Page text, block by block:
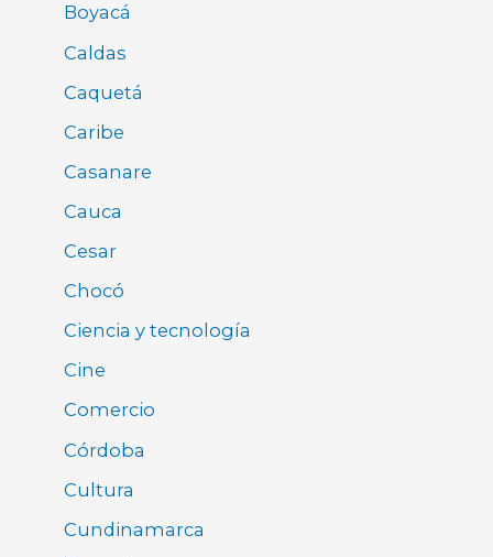
Boyacá
Caldas
Caquetá
Caribe
Casanare
Cauca
Cesar
Chocó
Ciencia y tecnología
Cine
Comercio
Córdoba
Cultura
Cundinamarca